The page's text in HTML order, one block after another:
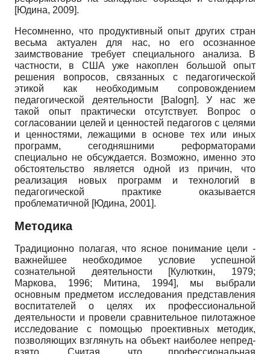
[Юдина, 2009].
Несомненно, что продуктивный опыт других стран
весьма актуален для нас, но его осознанное
заимствование требует специального анализа. В
частности, в США уже накоплен большой опыт
решения вопросов, связанных с педагогической
этикой как необходимым сопровождением
педагогической деятельности
[Balogn]. У нас же
такой опыт практически отсутствует. Вопрос о
согласовании целей и ценностей педагогов с целями
и ценностями, лежащими в основе тех или иных
программ, сегодняшними реформаторами
специально не обсуждается. Возможно, именно это
обстоятельство является одной из причин, что
реализация новых программ и технологий в
педагогической практике оказывается
проблематичной [Юдина, 2001].
Методика
Традиционно полагая, что ясное понимание цели -
важнейшее необходимое условие успешной
сознательной деятельности [Кулюткин, 1979;
Маркова, 1996; Митина, 1994], мы выбрали
основным предметом исследования представления
воспитателей о целях их профессиональной
деятельности и провели сравнительное пилотажное
исследование с помощью проективных методик,
позволяющих взглянуть на объект наиболее непред­